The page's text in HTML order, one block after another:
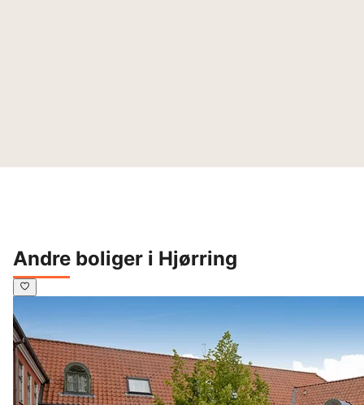
Andre boliger i Hjørring